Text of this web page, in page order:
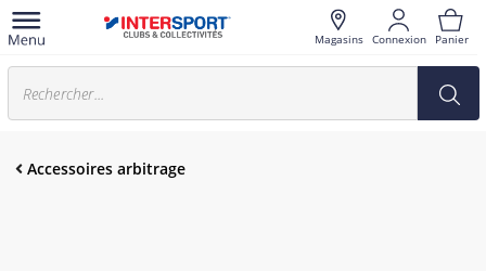
Magasins Connexion Panier
Accessoires arbitrage